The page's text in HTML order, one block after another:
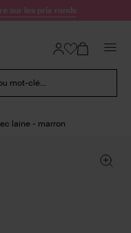
sur les prix ronds
mot-clé...
laine - marron